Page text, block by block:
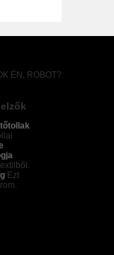
ÉN, ROBOT?
Ezt